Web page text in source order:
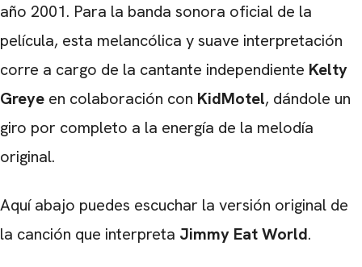
año 2001. Para la banda sonora oficial de la
película, esta melancólica y suave interpretación
corre a cargo de la cantante independiente Kelty
Greye en colaboración con KidMotel, dándole un
giro por completo a la energía de la melodía
original.
Aquí abajo puedes escuchar la versión original de
la canción que interpreta Jimmy Eat World.
CARREGANDO PUBLICIDADE